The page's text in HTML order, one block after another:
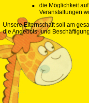
die Möglichkeit
Veranstaltungen
Unsere Elternschaft soll am
die Angebots- und